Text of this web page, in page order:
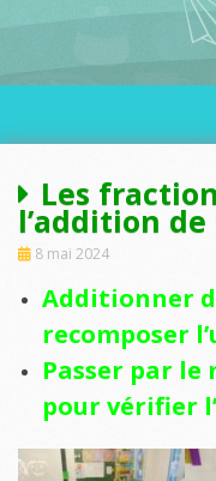
Les
l’addition
8 mai 2024
Additionner
recomposer
Passer par
pour vérifier